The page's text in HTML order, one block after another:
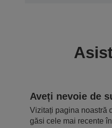
Aveți nevoie de
Vizitați pagina noastră
găsi cele mai recente